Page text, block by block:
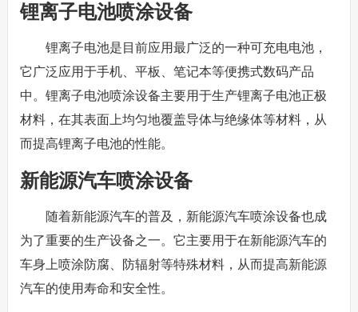
锂离子电池喷涂设备
锂离子电池是目前应用最广泛的一种可充电电池，
它广泛应用于手机、平板、笔记本等便携式数码产品
中。锂离子电池喷涂设备主要用于生产锂离子电池正极
材料，在其表面上均匀地覆盖导体与绝缘体等材料，从
而提高锂离子电池的性能。
新能源汽车喷涂设备
随着新能源汽车的普及，新能源汽车喷涂设备也成
为了重要的生产设备之一。它主要用于在新能源汽车的
车身上喷涂防腐、防辐射等特殊材料，从而提高新能源
汽车的使用寿命和安全性。